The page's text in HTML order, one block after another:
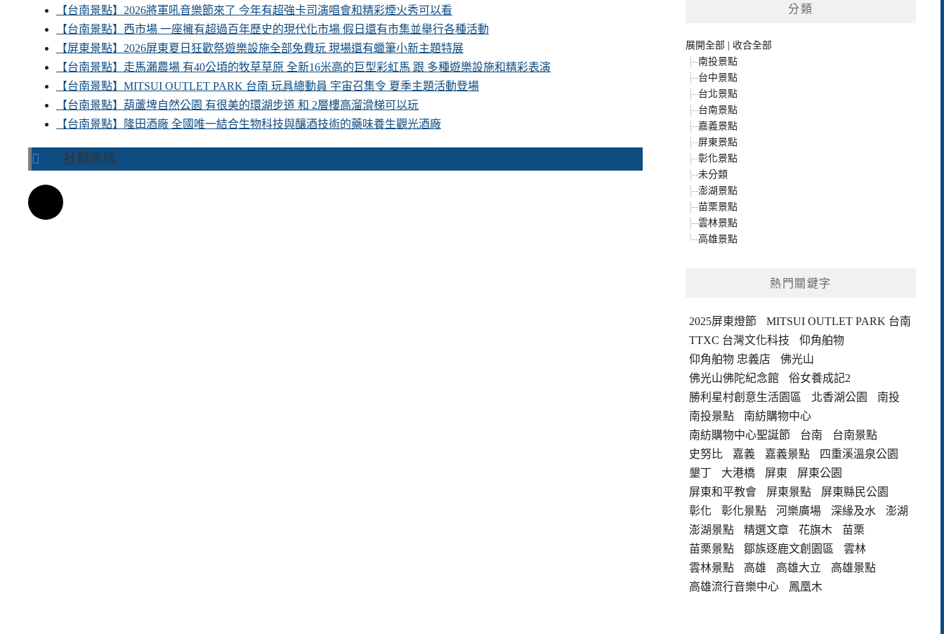
【台南景點】2026將軍吼音樂節來了 今年有超強卡司演唱會和精彩煙火秀可以看
【台南景點】西市場 一座擁有超過百年歷史的現代化市場 假日還有市集並舉行各種活動
【屏東景點】2026屏東夏日狂歡祭遊樂設施全部免費玩 現場還有蠟筆小新主題特展
【台南景點】走馬瀨農場 有40公頃的牧草草原 全新16米高的巨型彩虹馬 跟 多種遊樂設施和精彩表演
【台南景點】MITSUI OUTLET PARK 台南 玩具總動員 宇宙召集令 夏季主題活動登場
【台南景點】葫蘆埤自然公園 有很美的環湖步道 和 2層樓高溜滑梯可以玩
【台南景點】隆田酒廠 全國唯一結合生物科技與釀酒技術的藥味養生觀光酒廠
社群連結
分類
展開全部
收合全部
南投景點
台中景點
台北景點
台南景點
嘉義景點
屏東景點
彰化景點
未分類
澎湖景點
苗栗景點
雲林景點
高雄景點
熱門關鍵字
2025屏東燈節
MITSUI OUTLET PARK 台南
TTXC 台灣文化科技
仰角舶物
仰角舶物 忠義店
佛光山
佛光山佛陀紀念館
俗女養成記2
勝利星村創意生活園區
北香湖公園
南投
南投景點
南紡購物中心
南紡購物中心聖誕節
台南
台南景點
史努比
嘉義 嘉義景點
四重溪溫泉公園
墾丁
大港橋 屏東
屏東公園
屏東和平教會
屏東景點
屏東縣民公園
彰化
彰化景點 河樂廣場 深緣及水
澎湖
澎湖景點
精選文章 花旗木
苗栗
苗栗景點
鄒族逐鹿文創園區
雲林
雲林景點
高雄 高雄大立
高雄景點
高雄流行音樂中心
鳳凰木